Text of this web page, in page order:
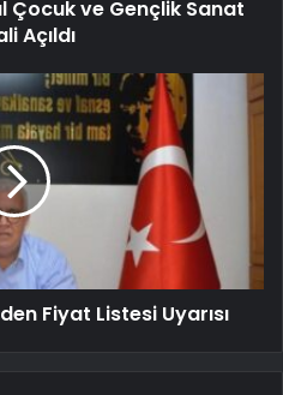
Çocuk ve Gençlik Sanat
Açıldı
Fiyat Listesi Uyarısı